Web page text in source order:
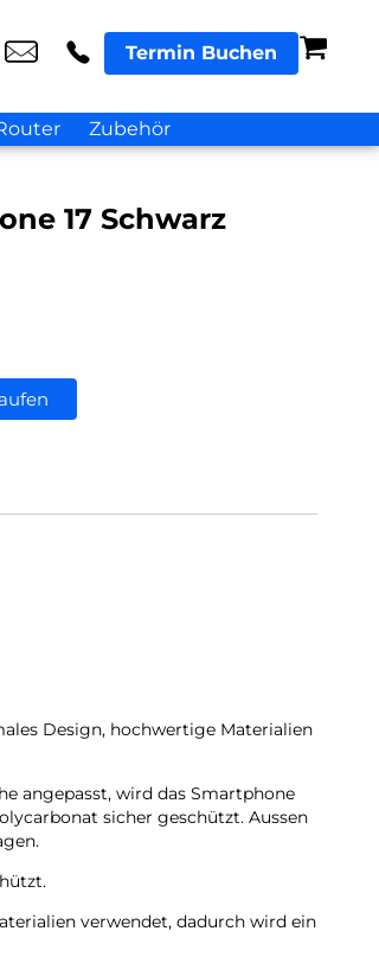
Termin Buchen
Zubehör
17 Schwarz
Design, hochwertige Materialien
angepasst, wird das Smartphone
sicher geschützt. Aussen
verwendet, dadurch wird ein